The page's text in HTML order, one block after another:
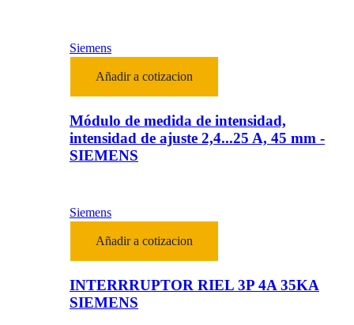
Siemens
Añadir a cotizacion
Módulo de medida de intensidad,
intensidad de ajuste 2,4...25 A, 45 mm -
SIEMENS
Siemens
Añadir a cotizacion
INTERRRUPTOR RIEL 3P 4A 35KA
SIEMENS